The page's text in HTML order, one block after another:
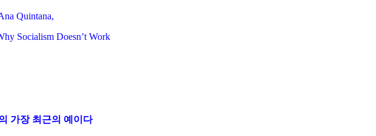
Quintana,
Socialism Doesn’t Work
가장 최근의 예이다